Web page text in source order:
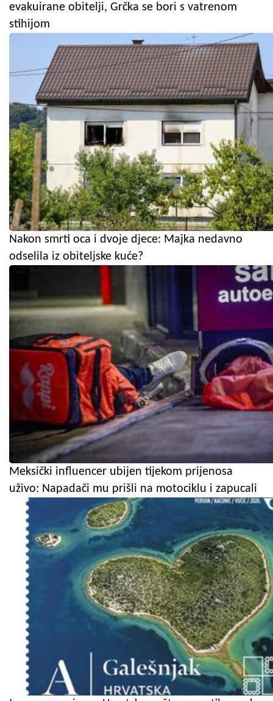
evakuirane obitelji, Grčka se bori s vatrenom
stihijom
Nakon smrti oca i dvoje djece: Majka nedavno
odselila iz obiteljske kuće?
Meksički influencer ubijen tijekom prijenosa
uživo: Napadači mu prišli na motociklu i zapucali